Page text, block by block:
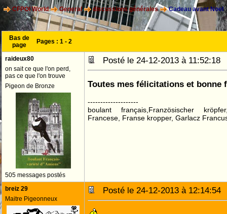
CFPOI World General discussions générales Cadeau avant Noel
Bas de
page
Pages : 1 - 2
raideux80
on sait ce que l'on perd,
pas ce que l'on trouve
Pigeon de Bronze
505 messages postés
Posté le 24-12-2013 à
Toutes mes félicitations et bonne
--------------------
boulant français,Französischer
Francese, Franse kropper, Garlacz
breiz 29
Maitre Pigeonneux
Posté le 24-12-2013 à